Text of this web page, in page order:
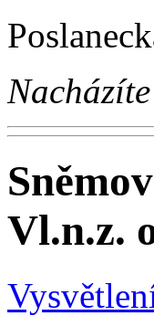
Vl.n.z.